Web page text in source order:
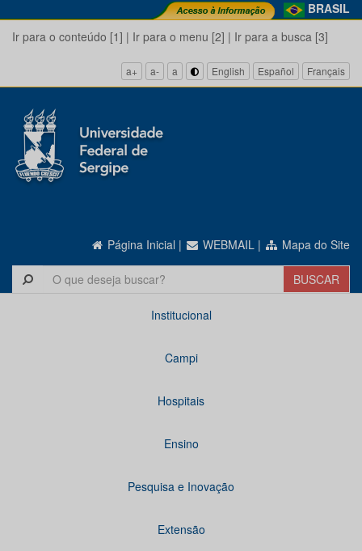
BRASIL
Ir para o conteúdo [1] | Ir para o menu [2] | Ir para a busca [3]
a+ a- a English Español Français
Página Inicial | WEBMAIL | Mapa do Site
Institucional
Campi
Hospitais
Ensino
Pesquisa e Inovação
Extensão